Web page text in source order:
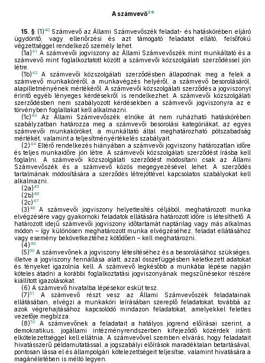
A számvevő39
15. § (1)40Számvevő az Állami Számvevőszék feladat- és hatáskörében eljáró
ügydöntő, vagy ellenőrzési és azt támogató feladatot ellátó, felsőfokú
végzettséggel rendelkező személy lehet.
(1a)41 A számvevői jogviszony az Állami Számvevőszék mint munkáltató és a
számvevő mint foglalkoztatott között a számvevői közszolgálati szerződéssel jön
létre.
(1b)42
A számvevői közszolgálati szerződésben állapodnak meg a felek a
számvevő munkaköréről, a munkavégzés helyéről, a számvevő besorolásáról,
alapilletményének mértékéről. A számvevői közszolgálati szerződés a jogviszonyt
érintő egyéb lényeges kérdésekről is rendelkezhet. A számvevői közszolgálati
szerződésben nem szabályozott kérdésekben a számvevői jogviszonyra az e
törvényben foglaltakat kell alkalmazni.
(1c)43
Az Állami Számvevőszék elnöke át nem ruházható hatáskörében
szabályzatban határozza meg a számvevői besorolási kategóriákat, az egyes
számvevői munkaköröket, a munkáltató által meghatározható pótszabadság
mértékét, valamint a teljesítményértékelés szabályait.
(2)44 Eltérő rendelkezés hiányában a számvevői jogviszony határozatlan időre
és teljes munkaidőre jön létre. A számvevői közszolgálati szerződést írásba kell
foglalni. A számvevői közszolgálati szerződést módosítani csak az Állami
Számvevőszék és a számvevő közös megegyezésével lehet. A szerződés
tartalmának módosítására a szerződés létrejöttével kapcsolatos szabályokat kell
alkalmazni.
(2a)45
(2b)46
(2c)47
(3)48
A számvevői jogviszony helyettesítés céljából, meghatározott munka
elvégzésére vagy gyakornoki feladatok ellátására határozott időre is létesíthető. A
határozott idejű számvevői jogviszony időtartamát naptárilag vagy más alkalmas
módon – így különösen meghatározott munka elvégzéséhez, feladat ellátásához
vagy esemény bekövetkeztéhez kötődően – kell meghatározni.
(4)49
(5)50 A számvevőnek a jogviszony létesítéséhez és a besorolásához szükséges,
illetve a jogviszony fennállása alatt, azzal összefüggésben keletkezett adatokat
és tényeket igazolnia kell. A számvevő legkésőbb a munkába lépése napján
köteles átadni a korábbi foglalkoztatási jogviszonyának megszűnésekor részére
kiállított igazolásokat.
(6) A számvevő hivatalba lépésekor esküt tesz.
(7)51
A számvevő részt vesz az Állami Számvevőszék feladatainak
ellátásában, elvégzi a munkaköri leírásában szereplő feladatokat, továbbá az
azok végrehajtásához kapcsolódó mindazon feladatokat, amelyekkel felettes
vezetője megbízza.
(8)52
A számvevőnek a feladatait a hatályos jogrend előírásai szerint, a
demokratikus, jogállami intézményrendszerben kifejeződő közérdek iránti
elkötelezettséggel kell ellátnia. A számvevővel szemben elvárás, hogy feladatait
hivatásszerű példamutatással, a jogszabályi előírások maradéktalan betartásával,
pontosan lássa el és állampolgári kötelezettségeit teljesítse, valamint hivatására a
magánéletében is méltó legyen.